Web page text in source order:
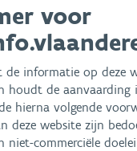
voor
de informatie op deze
houdt de aanvaarding
hierna volgende
deze website zijn
niet-commerciële